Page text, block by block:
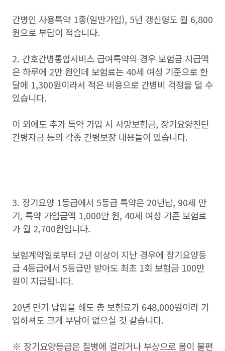
간병인 사용특약 1종(일반가입), 5년 갱신형도 월 6,800
원으로 부담이 적습니다.
2. 간호간병통합서비스 급여특약의 경우 보험금 지급액
은 하루에 2만 원인데 보험료는 40세 여성 기준으로 한
달에 1,300원이라서 적은 비용으로 간병비 걱정을 덜 수
있습니다.
이 외에도 추가 특약 가입 시 사망보험금, 장기요양진단
간병자금 등의 각종 간병보장 내용들이 있습니다.
3. 장기요양 1등급에서 5등급 특약은 20년납, 90세 만
기, 특약 가입금액 1,000만 원, 40세 여성 기준 보험료
가 월 2,700원입니다.
보험계약일로부터 2년 이상이 지난 경우에 장기요양등
급 4등급에서 5등급만 받아도 최초 1회 보험금 100만
원이 지급됩니다.
20년 만기 납입을 해도 총 보험료가 648,000원이라 가
입하셔도 크게 부담이 없으실 것 같습니다.
※ 장기요양등급은 질병에 걸리거나 부상으로 몸이 불편